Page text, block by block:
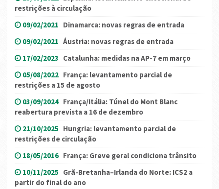
restrições à circulação
09/02/2021 Dinamarca: novas regras de entrada
09/02/2021 Áustria: novas regras de entrada
17/02/2023 Catalunha: medidas na AP-7 em março
05/08/2022 França: levantamento parcial de
restrições a 15 de agosto
03/09/2024 França/Itália: Túnel do Mont Blanc
reabertura prevista a 16 de dezembro
21/10/2025 Hungria: levantamento parcial de
restrições de circulação
18/05/2016 França: Greve geral condiciona trânsito
10/11/2025 Grã-Bretanha–Irlanda do Norte: ICS2 a
partir do final do ano